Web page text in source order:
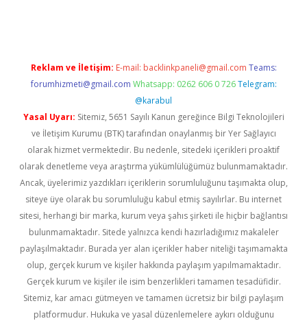
Reklam ve İletişim: E-mail: backlinkpaneli@gmail.com Teams:
forumhizmeti@gmail.com Whatsapp: 0262 606 0 726 Telegram:
@karabul
Yasal Uyarı: Sitemiz, 5651 Sayılı Kanun gereğince Bilgi Teknolojileri
ve İletişim Kurumu (BTK) tarafından onaylanmış bir Yer Sağlayıcı
olarak hizmet vermektedir. Bu nedenle, sitedeki içerikleri proaktif
olarak denetleme veya araştırma yükümlülüğümüz bulunmamaktadır.
Ancak, üyelerimiz yazdıkları içeriklerin sorumluluğunu taşımakta olup,
siteye üye olarak bu sorumluluğu kabul etmiş sayılırlar. Bu internet
sitesi, herhangi bir marka, kurum veya şahıs şirketi ile hiçbir bağlantısı
bulunmamaktadır. Sitede yalnızca kendi hazırladığımız makaleler
paylaşılmaktadır. Burada yer alan içerikler haber niteliği taşımamakta
olup, gerçek kurum ve kişiler hakkında paylaşım yapılmamaktadır.
Gerçek kurum ve kişiler ile isim benzerlikleri tamamen tesadüfidir.
Sitemiz, kar amacı gütmeyen ve tamamen ücretsiz bir bilgi paylaşım
platformudur. Hukuka ve yasal düzenlemelere aykırı olduğunu